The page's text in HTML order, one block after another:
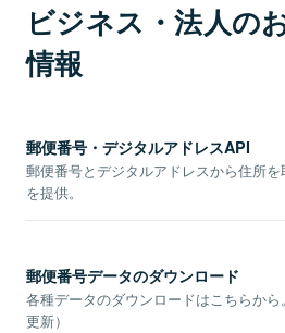
ビジネス・法人の
情報
郵便番号・デジタルアドレスAPI
郵便番号とデジタルアドレスから住所
を提供。
郵便番号データのダウンロード
各種データのダウンロードはこちらから
更新）